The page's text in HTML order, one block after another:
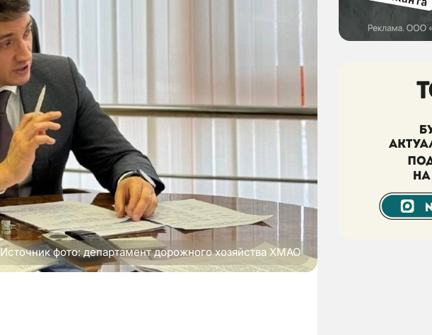
Источник фото: департамент дорожного хозяйства ХМАО